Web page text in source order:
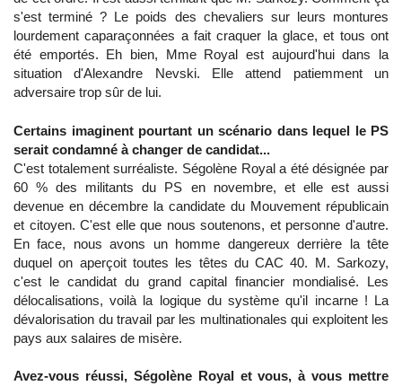
s'est terminé ? Le poids des chevaliers sur leurs montures
lourdement caparaçonnées a fait craquer la glace, et tous ont
été emportés. Eh bien, Mme Royal est aujourd'hui dans la
situation d'Alexandre Nevski. Elle attend patiemment un
adversaire trop sûr de lui.
Certains imaginent pourtant un scénario dans lequel le PS
serait condamné à changer de candidat...
C'est totalement surréaliste. Ségolène Royal a été désignée par
60 % des militants du PS en novembre, et elle est aussi
devenue en décembre la candidate du Mouvement républicain
et citoyen. C'est elle que nous soutenons, et personne d'autre.
En face, nous avons un homme dangereux derrière la tête
duquel on aperçoit toutes les têtes du CAC 40. M. Sarkozy,
c'est le candidat du grand capital financier mondialisé. Les
délocalisations, voilà la logique du système qu'il incarne ! La
dévalorisation du travail par les multinationales qui exploitent les
pays aux salaires de misère.
Avez-vous réussi, Ségolène Royal et vous, à vous mettre